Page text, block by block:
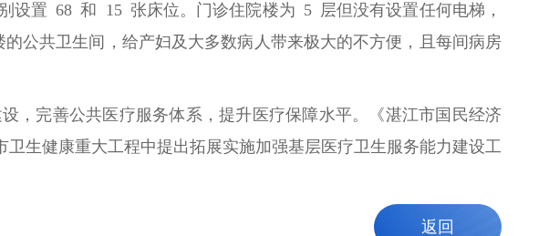
设置 68 和 15 张床位。门诊住院楼为 5 层但没有设置任何电梯，
公共卫生间，给产妇及大多数病人带来极大的不方便，且每间病房
，完善公共医疗服务体系，提升医疗保障水平。《湛江市国民经济
生健康重大工程中提出拓展实施加强基层医疗卫生服务能力建设工
返回